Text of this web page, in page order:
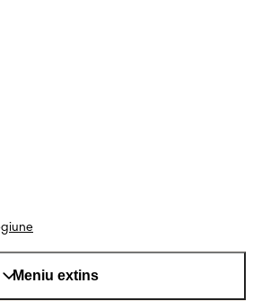
Meniu extins